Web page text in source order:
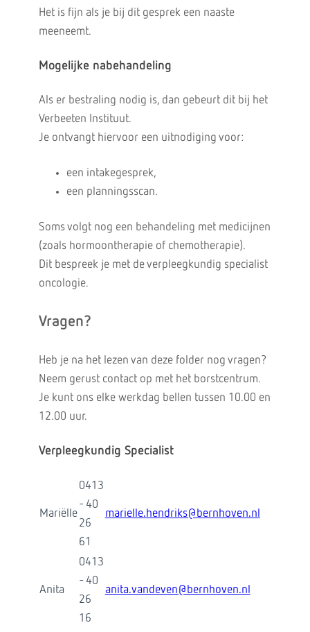
Het is fijn als je bij dit gesprek een naaste
meeneemt.
Mogelijke nabehandeling
Als er bestraling nodig is, dan gebeurt dit bij het
Verbeeten Instituut.
Je ontvangt hiervoor een uitnodiging voor:
een intakegesprek,
een planningsscan.
Soms volgt nog een behandeling met medicijnen
(zoals hormoontherapie of chemotherapie).
Dit bespreek je met de verpleegkundig specialist
oncologie.
Vragen?
Heb je na het lezen van deze folder nog vragen?
Neem gerust contact op met het borstcentrum.
Je kunt ons elke werkdag bellen tussen 10.00 en
12.00 uur.
Verpleegkundig Specialist
Mariëlle
0413
- 40
26
61
marielle.hendriks@bernhoven.nl
Anita
0413
- 40
26
16
anita.vandeven@bernhoven.nl